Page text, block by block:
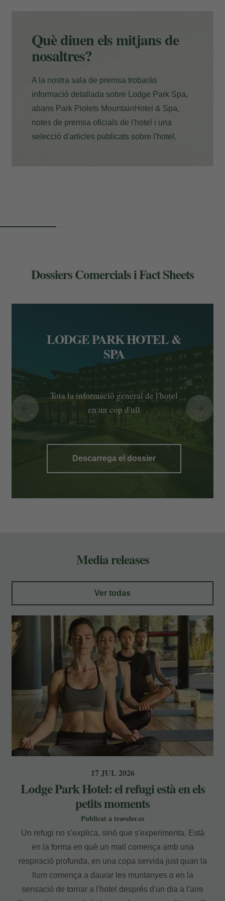
Què diuen els mitjans de
nosaltres?
A la nostra sala de premsa trobaràs
informació detallada sobre Lodge Park Spa,
abans Park Piolets MountainHotel & Spa,
notes de premsa oficials de l'hotel i una
selecció d'articles publicats sobre l'hotel.
Dossiers Comercials i Fact Sheets
LODGE PARK HOTEL &
SPA
Tota la informació general de l'hotel
en un cop d'ull
Descarrega el dossier
Media releases
Ver todas
17 JUL 2026
Lodge Park Hotel: el refugi està en els
petits moments
Publicat a traveler.es
Un refugi no s'explica, sinó que s'experimenta. Està
en la forma en què un matí comença amb una
respiració profunda, en una copa servida just quan la
llum comença a daurar les muntanyes o en la
sensació de tornar a l'hotel després d'un dia a l'aire